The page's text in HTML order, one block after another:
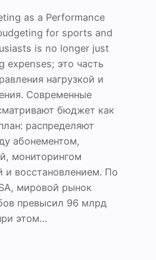
as a Performance
for sports and
is no longer just
expenses; это часть
нагрузкой и
Современные
бюджет как
распределяют
абонементом,
мониторингом
и восстановлением. По
мировой рынок
превысил 96 млрд
этом…